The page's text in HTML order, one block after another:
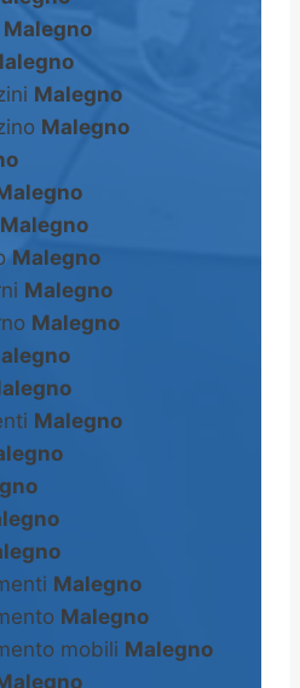
Malegno
Malegno
Malegno
Malegno
Malegno
Malegno
Malegno
Malegno
Malegno
Malegno
mobili Malegno